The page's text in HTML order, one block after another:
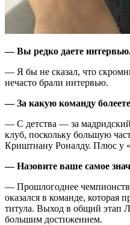
— Вы редко даете
— Я бы не сказал, что
нечасто брали интервью.
— За какую команду
— С детства — за
клуб, поскольку большую
Криштиану Роналду. Плюс у
— Назовите ваше самое
— Прошлогоднее
оказался в команде, которая
титула. Выход в общий этап
большим достижением.